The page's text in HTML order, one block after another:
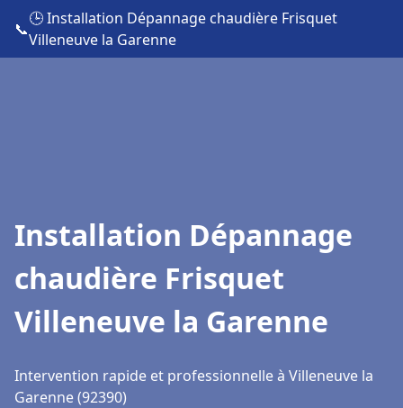
📞
🕒 Installation Dépannage chaudière Frisquet
Villeneuve la Garenne
Installation Dépannage
chaudière Frisquet
Villeneuve la Garenne
Intervention rapide et professionnelle à Villeneuve la
Garenne (92390)